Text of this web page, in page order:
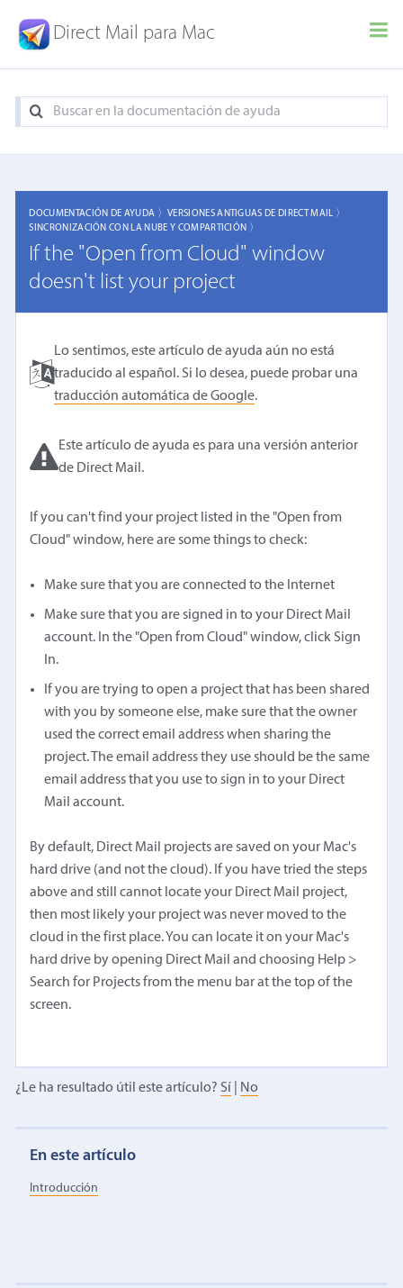
Direct Mail para Mac
DOCUMENTACIÓN DE AYUDA 〉VERSIONES ANTIGUAS DE DIRECT MAIL 〉
SINCRONIZACIÓN CON LA NUBE Y COMPARTICIÓN 〉
If the "Open from Cloud" window
doesn't list your project
Lo sentimos, este artículo de ayuda aún no está
traducido al español. Si lo desea, puede probar una
traducción automática de Google.
Este artículo de ayuda es para una versión anterior
de Direct Mail.
If you can't find your project listed in the "Open from
Cloud" window, here are some things to check:
Make sure that you are connected to the Internet
Make sure that you are signed in to your Direct Mail
account. In the "Open from Cloud" window, click Sign
In.
If you are trying to open a project that has been shared
with you by someone else, make sure that the owner
used the correct email address when sharing the
project. The email address they use should be the same
email address that you use to sign in to your Direct
Mail account.
By default, Direct Mail projects are saved on your Mac's
hard drive (and not the cloud). If you have tried the steps
above and still cannot locate your Direct Mail project,
then most likely your project was never moved to the
cloud in the first place. You can locate it on your Mac's
hard drive by opening Direct Mail and choosing Help >
Search for Projects from the menu bar at the top of the
screen.
¿Le ha resultado útil este artículo? Sí No
En este artículo
Introducción